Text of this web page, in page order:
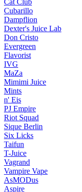
Cubarillo
Dampflion
Dexter's Juice Lab
Don Cristo
Evergreen
Flavorist
IVG
MaZa
Mimimi Juice
Mints
n' Eis
PJ Empire
Riot Squad
Sique Berlin
Six Licks
Taifun
T-Juice
Vagrand
Vampire Vape
AsMODus
Aspire